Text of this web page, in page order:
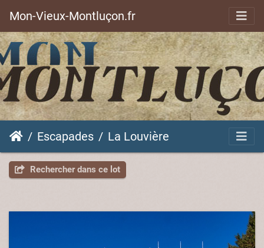
Mon-Vieux-Montluçon.fr
Escapades La Louvière
Rechercher dans ce lot